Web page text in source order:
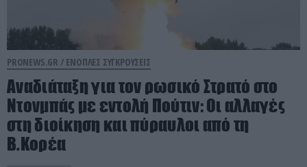
PRONEWS.GR / ΕΝΟΠΛΕΣ ΣΥΓΚΡΟΥΣΕΙΣ
Αναδιάταξη για τον ρωσικό Στρατό στο
Ντονμπάς με εντολή Πούτιν: Οι αλλαγές
στη διοίκηση και πύραυλοι από τη
Β.Κορέα